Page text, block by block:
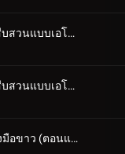
ตอนที่ 949 โชว์สืบสวนแบบเอโดะข้างบ้าน (ตอนแรก)
ตอนที่ 950 โชว์สืบสวนแบบเอโดะข้างบ้าน (ตอนจบ)
ตอนที่ 951 ผู้หญิงมือขาว (ตอนแรก)